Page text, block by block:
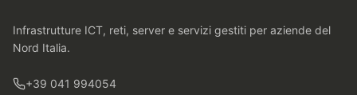
Infrastrutture ICT, reti, server e servizi gestiti per aziende del
Nord Italia.
+39 041 994054